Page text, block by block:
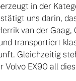
in der
uns darin,
van der
transportiert
Gleichzeitig
Volvo EX90 all